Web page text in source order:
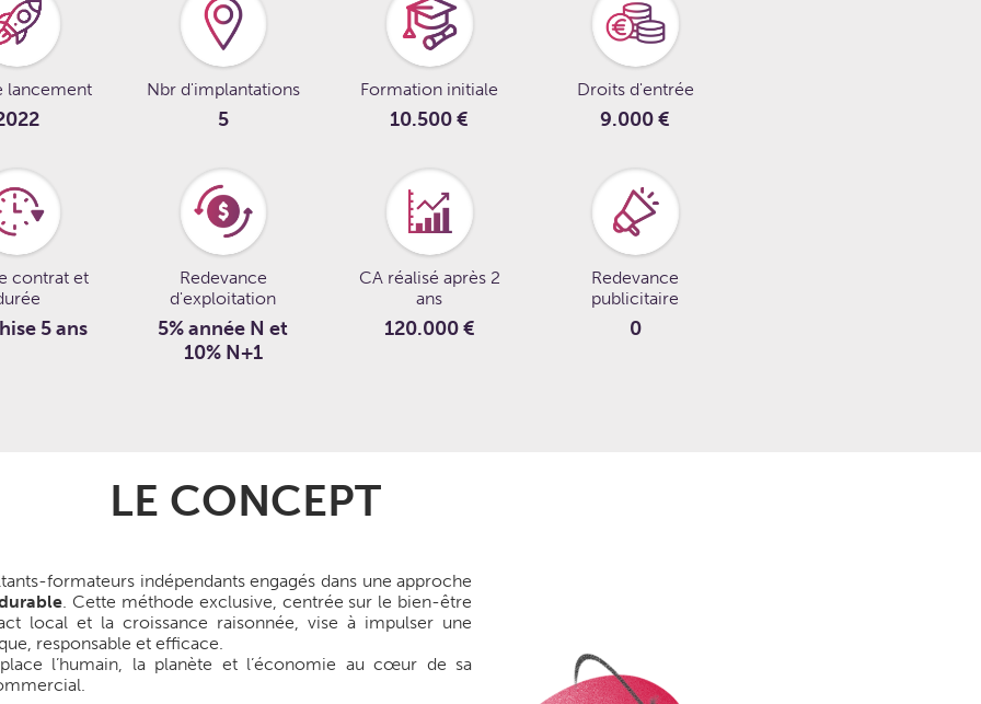
lancement Nbr d'implantations
5
Formation initiale
10.500 €
Droits d'entrée
9.000 €
contrat et
5 ans
Redevance
d'exploitation
5% année N et
10% N+1
CA réalisé après 2
ans
120.000 €
Redevance
publicitaire
0
LE CONCEPT
formateurs indépendants engagés dans une approche
. Cette méthode exclusive, centrée sur le bien-être
local et la croissance raisonnée, vise à impulser une
responsable et efficace.
place l’humain, la planète et l’économie au cœur de sa